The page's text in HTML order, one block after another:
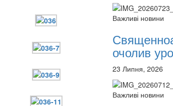
Перейти до архіву
Важливі новини
очолив
23 Липня, 2026
Важливі новини